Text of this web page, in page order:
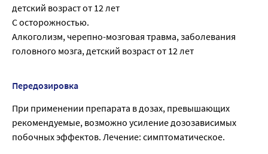
детский возраст от 12 лет
С осторожностью.
Алкоголизм, черепно-мозговая травма, заболевания
головного мозга, детский возраст от 12 лет
Передозировка
При применении препарата в дозах, превышающих
рекомендуемые, возможно усиление дозозависимых
побочных эффектов. Лечение: симптоматическое.